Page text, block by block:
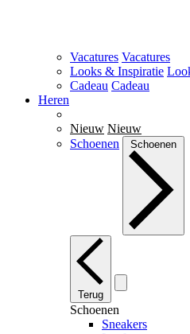
Vacatures Vacatures
Looks & Inspiratie
Cadeau Cadeau
Heren
Nieuw Nieuw
Schoenen
Schoenen
Terug
Schoenen
Sneakers